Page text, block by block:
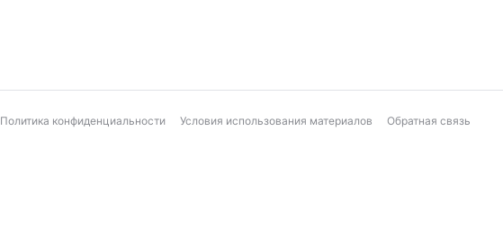
Политика конфиденциальности Условия использования материалов Обратная связь